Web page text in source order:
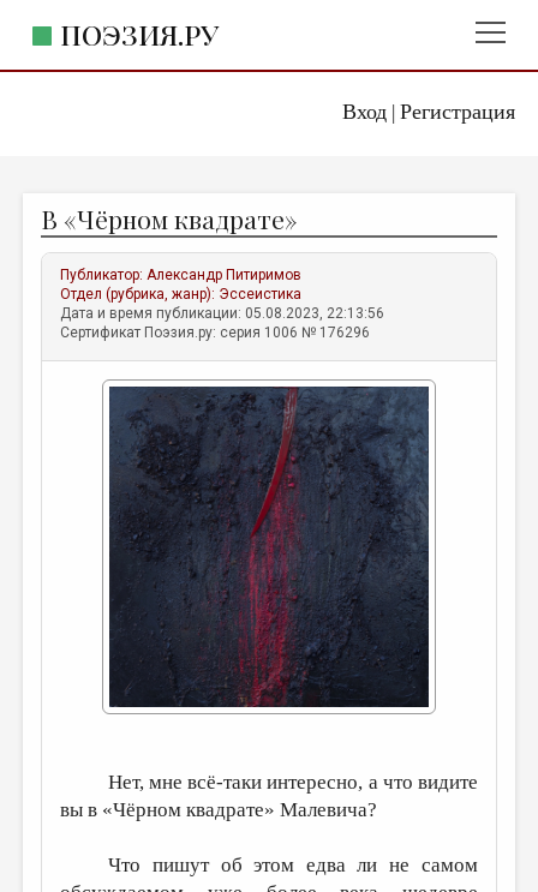
Вход| Регистрация
ПОЭЗИЯ.РУ
ЖАНРЫ
АВТОРЫ
КОММЕНТАРИИ
ЛИТСАЛОН
ПРАВИЛА САЙТА
ОТДЕЛЫ И РУБРИКИ
ИЗБРАННОЕ
ПРОИЗВЕДЕНИЯ
КОНКУРСЫ
КНИЖНАЯ ПОЛКА
ОБЗОР ЛИТЕРАТУРЫ
СТРАНИЦЫ ПАМЯТИ
В «Чёрном квадрате»
Публикатор:Александр Питиримов
Отдел (рубрика, жанр): Эссеистика
Дата и время публикации: 05.08.2023, 22:13:56
Сертификат Поэзия.ру: серия 1006 № 176296
Нет, мне всё-таки интересно, а что видите
вы в «Чёрном квадрате» Малевича?
Что пишут об этом едва ли не самом